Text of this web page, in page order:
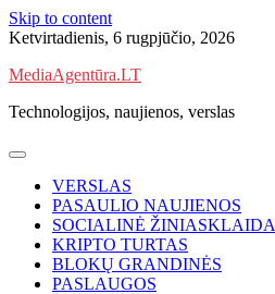
Skip to content
Ketvirtadienis, 6 rugpjūčio, 2026
MediaAgentūra.LT
Technologijos, naujienos, verslas
VERSLAS
PASAULIO NAUJIENOS
SOCIALINĖ ŽINIASKLAIDA
KRIPTO TURTAS
BLOKŲ GRANDINĖS
PASLAUGOS